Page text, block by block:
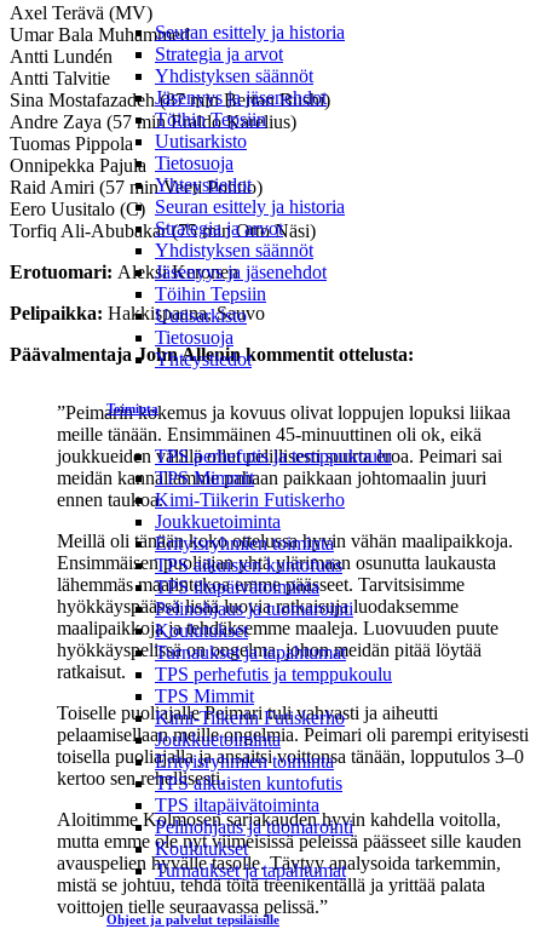
Seuran esittely ja historia
Strategia ja arvot
Yhdistyksen säännöt
Jäsenyys ja jäsenehdot
Töihin Tepsiin
Uutisarkisto
Tietosuoja
Yhteystiedot
Seuran esittely ja historia
Strategia ja arvot
Yhdistyksen säännöt
Jäsenyys ja jäsenehdot
Töihin Tepsiin
Uutisarkisto
Tietosuoja
Yhteystiedot
Toiminta
TPS perhefutis ja temppukoulu
TPS Mimmit
Kimi-Tiikerin Futiskerho
Joukkuetoiminta
Erityisryhmien toiminta
TPS aikuisten kuntofutis
TPS iltapäivätoiminta
Pelinohjaus ja tuomarointi
Koulutukset
Turnaukset ja tapahtumat
TPS perhefutis ja temppukoulu
TPS Mimmit
Kimi-Tiikerin Futiskerho
Joukkuetoiminta
Erityisryhmien toiminta
TPS aikuisten kuntofutis
TPS iltapäivätoiminta
Pelinohjaus ja tuomarointi
Koulutukset
Turnaukset ja tapahtumat
Ohjeet ja palvelut tepsiläisille
Axel Terävä (MV)
Umar Bala Muhammed
Antti Lundén
Antti Talvitie
Sina Mostafazadeh (87 min Bertan Bushi)
Andre Zaya (57 min Eraldo Karelius)
Tuomas Pippola
Onnipekka Pajula
Raid Amiri (57 min Veeti Pohtio)
Eero Uusitalo (C)
Torfiq Ali-Abubakar (75 min Otto Näsi)
Erotuomari: Aleksi Keronen
Pelipaikka: Hakkispaana, Sauvo
Päävalmentaja John Allenin kommentit ottelusta:
”Peimarin kokemus ja kovuus olivat loppujen lopuksi liikaa
meille tänään. Ensimmäinen 45-minuuttinen oli ok, eikä
joukkueiden välillä ollut pelillisesti suurta eroa. Peimari sai
meidän kannaltamme pahaan paikkaan johtomaalin juuri
ennen taukoa.
Meillä oli tänään koko ottelussa hyvin vähän maalipaikkoja.
Ensimmäisen puoliajan yhtä ylärimaan osunutta laukausta
lähemmäs maalintekoa emme päässeet. Tarvitsisimme
hyökkäyspäässä lisää luovia ratkaisuja luodaksemme
maalipaikkoja ja tehdäksemme maaleja. Luovuuden puute
hyökkäyspelissä on ongelma, johon meidän pitää löytää
ratkaisut.
Toiselle puoliajalle Peimari tuli vahvasti ja aiheutti
pelaamisellaan meille ongelmia. Peimari oli parempi erityisesti
toisella puoliajalla ja ansaitsi voittonsa tänään, lopputulos 3–0
kertoo sen rehellisesti.
Aloitimme Kolmosen sarjakauden hyvin kahdella voitolla,
mutta emme ole nyt viimeisissä peleissä päässeet sille kauden
avauspelien hyvälle tasolle. Täytyy analysoida tarkemmin,
mistä se johtuu, tehdä töitä treenikentällä ja yrittää palata
voittojen tielle seuraavassa pelissä.”